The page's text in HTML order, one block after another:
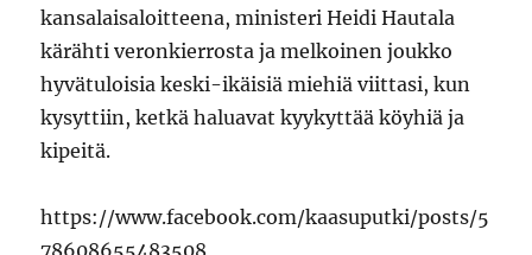
kansalaisaloitteena, ministeri Heidi Hautala
kärähti veronkierrosta ja melkoinen joukko
hyvätuloisia keski-ikäisiä miehiä viittasi, kun
kysyttiin, ketkä haluavat kyykyttää köyhiä ja
kipeitä.
https://www.facebook.com/kaasuputki/posts/5
78608655483508